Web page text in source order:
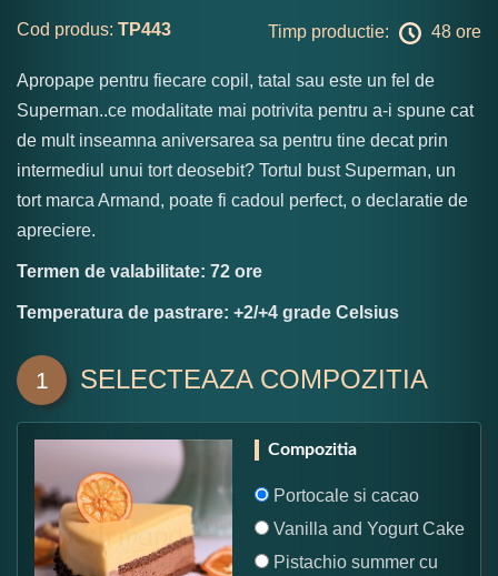
Cod produs: TP443 Timp productie: 48 ore
Apropape pentru fiecare copil, tatal sau este un fel de
Superman..ce modalitate mai potrivita pentru a-i spune cat
de mult inseamna aniversarea sa pentru tine decat prin
intermediul unui tort deosebit? Tortul bust Superman, un
tort marca Armand, poate fi cadoul perfect, o declaratie de
apreciere.
Termen de valabilitate: 72 ore
Temperatura de pastrare: +2/+4 grade Celsius
1 SELECTEAZA COMPOZITIA
Compozitia
Portocale si cacao
Vanilla and Yogurt Cake
Pistachio summer cu